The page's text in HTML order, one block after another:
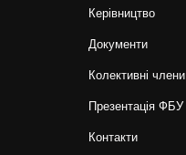
Керівництво
Документи
Колективні члени
Презентація ФБУ
Контакти